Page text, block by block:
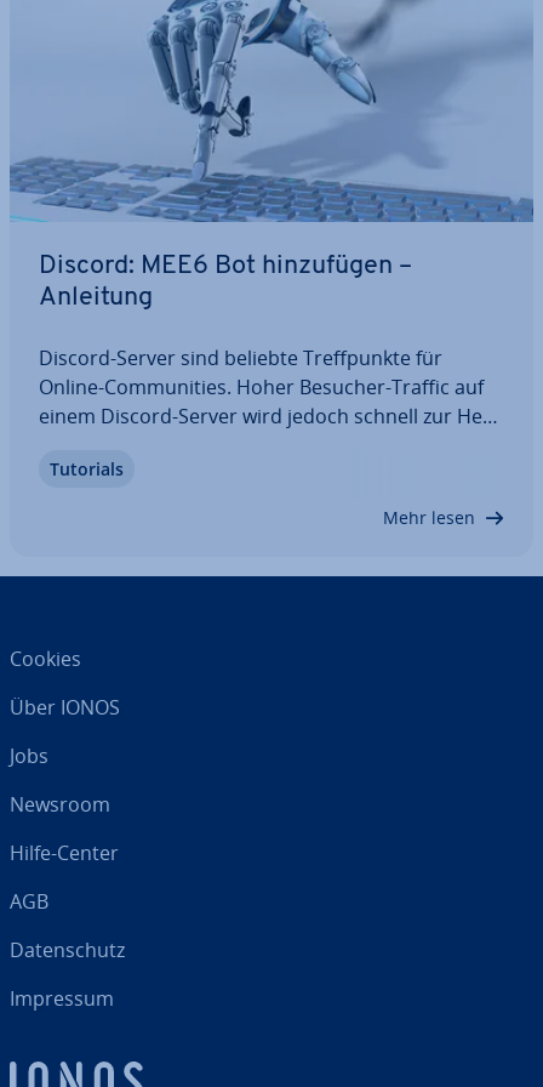
Discord: MEE6 Bot hin­zu­fü­gen –
Anleitung
Discord-Server sind beliebte Treff­punk­te für
Online-Com­mu­ni­ties. Hoher Besucher-Traffic auf
einem Discord-Server wird jedoch schnell zur Her­
ons- und Chat-Bot MEE6 schafft Abhilfe und sorgt
Tutorials
Mehr lesen
Cookies
Über IONOS
Jobs
Newsroom
Hilfe-Center
AGB
Da­ten­schutz
Impressum